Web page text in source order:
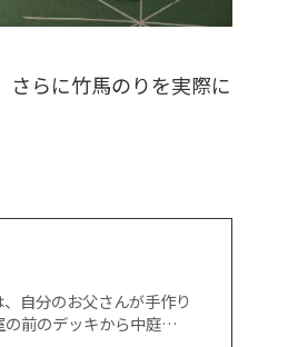
らに竹馬のりを実際に
自分のお父さんが手作り
の前のデッキから中庭…